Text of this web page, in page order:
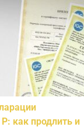
как продлить и